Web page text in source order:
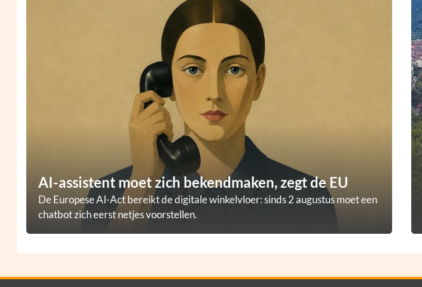
AI-assistent moet zich bekendmaken, zegt de EU
De Europese AI-Act bereikt de digitale winkelvloer: sinds 2 augustus moet een
chatbot zich eerst netjes voorstellen.